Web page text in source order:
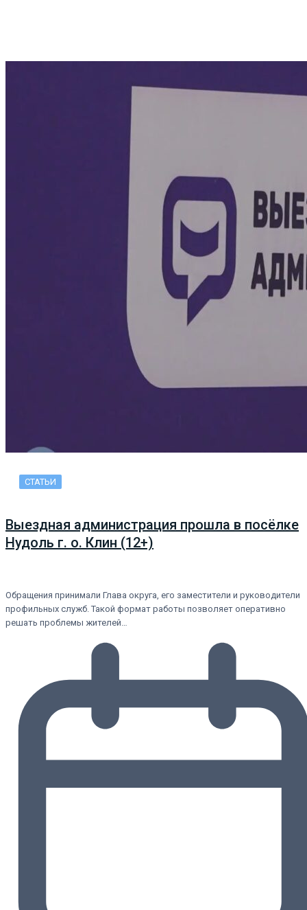
СТАТЬИ
Выездная администрация прошла в посёлке
Нудоль г. о. Клин (12+)
Обращения принимали Глава округа, его заместители и руководители
профильных служб. Такой формат работы позволяет оперативно
решать проблемы жителей…